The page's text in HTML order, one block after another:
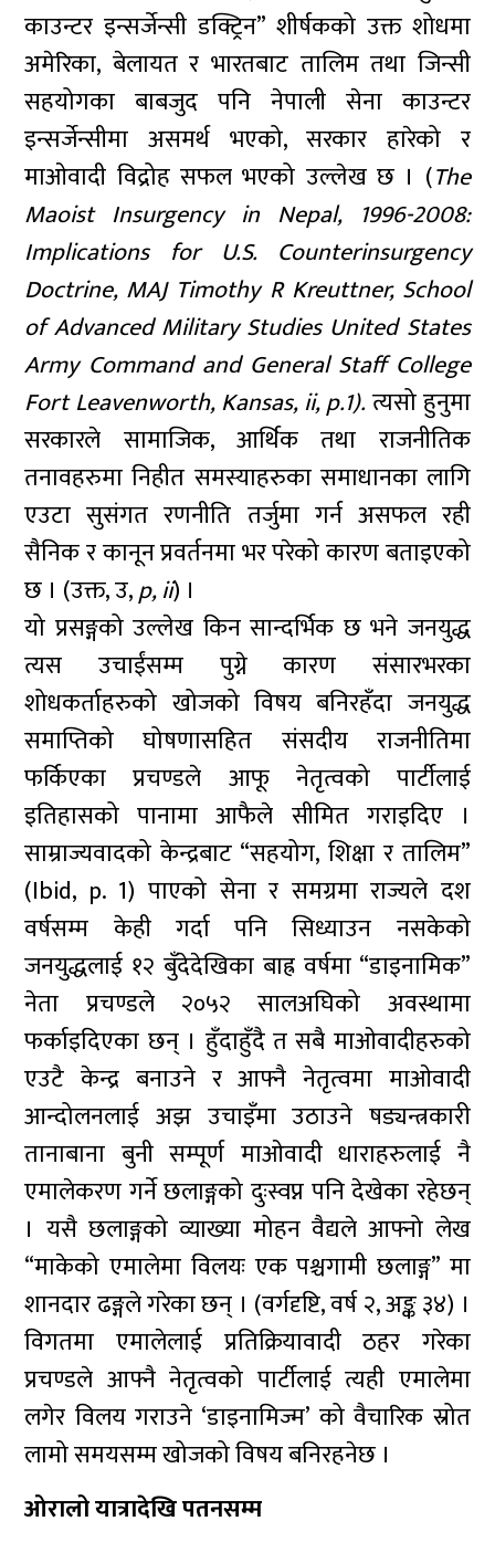
काउन्टर इन्सर्जेन्सी डक्ट्रिन” शीर्षकको उक्त शोधमा
अमेरिका, बेलायत र भारतबाट तालिम तथा जिन्सी
सहयोगका बाबजुद पनि नेपाली सेना काउन्टर
इन्सर्जेन्सीमा असमर्थ भएको, सरकार हारेको र
माओवादी विद्रोह सफल भएको उल्लेख छ । (The
Maoist Insurgency in Nepal, 1996-2008:
Implications for U.S. Counterinsurgency
Doctrine, MAJ Timothy R Kreuttner, School
of Advanced Military Studies United States
Army Command and General Staff College
Fort Leavenworth, Kansas, ii, p.1).त्यसो हुनुमा
सरकारले सामाजिक, आर्थिक तथा राजनीतिक
तनावहरुमा निहीत समस्याहरुका समाधानका लागि
एउटा सुसंगत रणनीति तर्जुमा गर्न असफल रही
सैनिक र कानून प्रवर्तनमा भर परेको कारण बताइएको
छ । (उक्त, उ,p, ii) ।
यो प्रसङ्गको उल्लेख किन सान्दर्भिक छ भने जनयुद्ध
त्यस उचाईंसम्म पुग्ने कारण संसारभरका
शोधकर्ताहरुको खोजको विषय बनिरहँदा जनयुद्ध
समाप्तिको घोषणासहित संसदीय राजनीतिमा
फर्किएका प्रचण्डले आफू नेतृत्वको पार्टीलाई
इतिहासको पानामा आफैले सीमित गराइदिए ।
साम्राज्यवादको केन्द्रबाट “सहयोग, शिक्षा र तालिम”
(Ibid, p. 1) पाएको सेना र समग्रमा राज्यले दश
वर्षसम्म केही गर्दा पनि सिध्याउन नसकेको
जनयुद्धलाई १२ बुँदेदेखिका बाह्र वर्षमा “डाइनामिक”
नेता प्रचण्डले २०५२ सालअघिको अवस्थामा
फर्काइदिएका छन् । हुँदाहुँदै त सबै माओवादीहरुको
एउटै केन्द्र बनाउने र आफ्नै नेतृत्वमा माओवादी
आन्दोलनलाई अझ उचाइँमा उठाउने षड्यन्त्रकारी
तानाबाना बुनी सम्पूर्ण माओवादी धाराहरुलाई नै
एमालेकरण गर्ने छलाङ्गको दुःस्वप्न पनि देखेका रहेछन्
। यसै छलाङ्गको व्याख्या मोहन वैद्यले आफ्नो लेख
“माकेको एमालेमा विलयः एक पश्चगामी छलाङ्ग” मा
शानदार ढङ्गले गरेका छन् । (वर्गदृष्टि, वर्ष २, अङ्क ३४) ।
विगतमा एमालेलाई प्रतिक्रियावादी ठहर गरेका
प्रचण्डले आफ्नै नेतृत्वको पार्टीलाई त्यही एमालेमा
लगेर विलय गराउने ‘डाइनामिज्म’ को वैचारिक स्रोत
लामो समयसम्म खोजको विषय बनिरहनेछ ।
ओरालो यात्रादेखि पतनसम्म